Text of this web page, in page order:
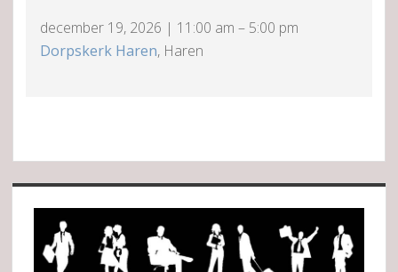
december 19, 2026 | 11:00 am – 5:00 pm
Dorpskerk Haren, Haren
Sidebar